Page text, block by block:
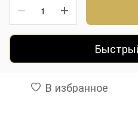
В избранное